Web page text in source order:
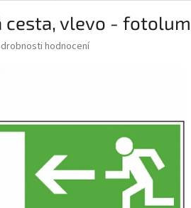
cesta, vlevo -
hodnocení